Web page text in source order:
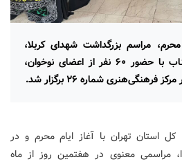
مراسم بزرگداشت شهدای کربلا،
ارتش و شهدای حادثه میناب با حضور ۶۰ نفر از اعضای نوخوان،
شماره ۲۶ برگزار شد.
استان تهران با آغاز ایام محرم و در
مراسمی معنوی در هفتمین روز از ماه